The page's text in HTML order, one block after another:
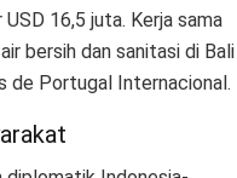
16,5 juta. Kerja sama
bersih dan sanitasi di Bali
de Portugal Internacional.